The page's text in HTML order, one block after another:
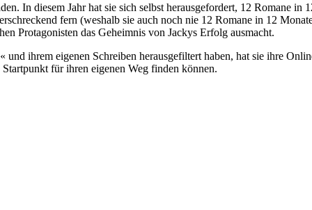
In diesem Jahr hat sie sich selbst herausgefordert, 12 Romane
fern (weshalb sie auch noch nie 12 Romane in 12
Protagonisten das Geheimnis von Jackys Erfolg ausmacht.
ihrem eigenen Schreiben herausgefiltert haben, hat sie ihre
für ihren eigenen Weg finden können.